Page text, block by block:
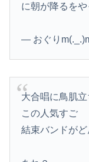
に朝が降るをや
— おぐり
大合唱に鳥肌立
この人気すご
結束バンドが